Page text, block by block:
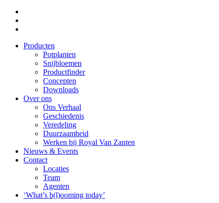
Producten
Potplanten
Snijbloemen
Productfinder
Concepten
Downloads
Over ons
Ons Verhaal
Geschiedenis
Veredeling
Duurzaamheid
Werken bij Royal Van Zanten
Nieuws & Events
Contact
Locaties
Team
Agenten
‘What’s b(l)ooming today’